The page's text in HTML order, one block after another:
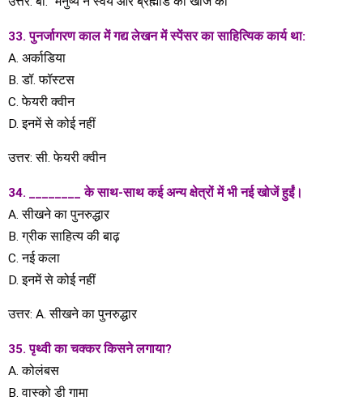
33. पुनर्जागरण काल ​​में गद्य लेखन में स्पेंसर का साहित्यिक कार्य था:
A. अर्काडिया
B. डॉ. फॉस्टस
C. फेयरी क्वीन
D. इनमें से कोई नहीं
उत्तर: सी. फेयरी क्वीन
34. ________ के साथ-साथ कई अन्य क्षेत्रों में भी नई खोजें हुईं।
A. सीखने का पुनरुद्धार
B. ग्रीक साहित्य की बाढ़
C. नई कला
D. इनमें से कोई नहीं
उत्तर: A. सीखने का पुनरुद्धार
35. पृथ्वी का चक्कर किसने लगाया?
A. कोलंबस
B. वास्को डी गामा